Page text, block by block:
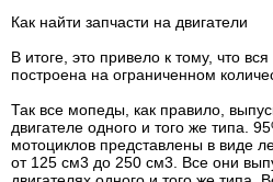
Как найти запчасти на двигатели
В итоге, это привело к тому, что
построена на ограниченном
Так все мопеды, как правило,
двигателе одного и того же типа.
мотоциклов представлены в виде
от 125 см3 до 250 см3. Все они